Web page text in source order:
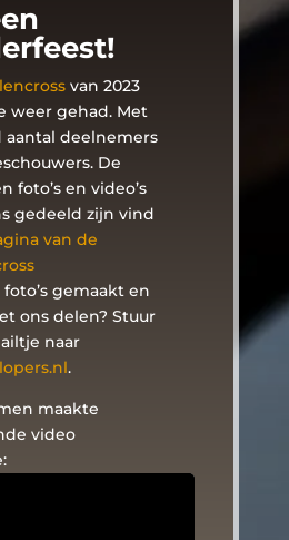
van 2023
weer gehad. Met
aantal deelnemers
De
foto’s en video’s
gedeeld zijn vind
van de
gemaakt en
ons delen? Stuur
naar
.
maakte
video